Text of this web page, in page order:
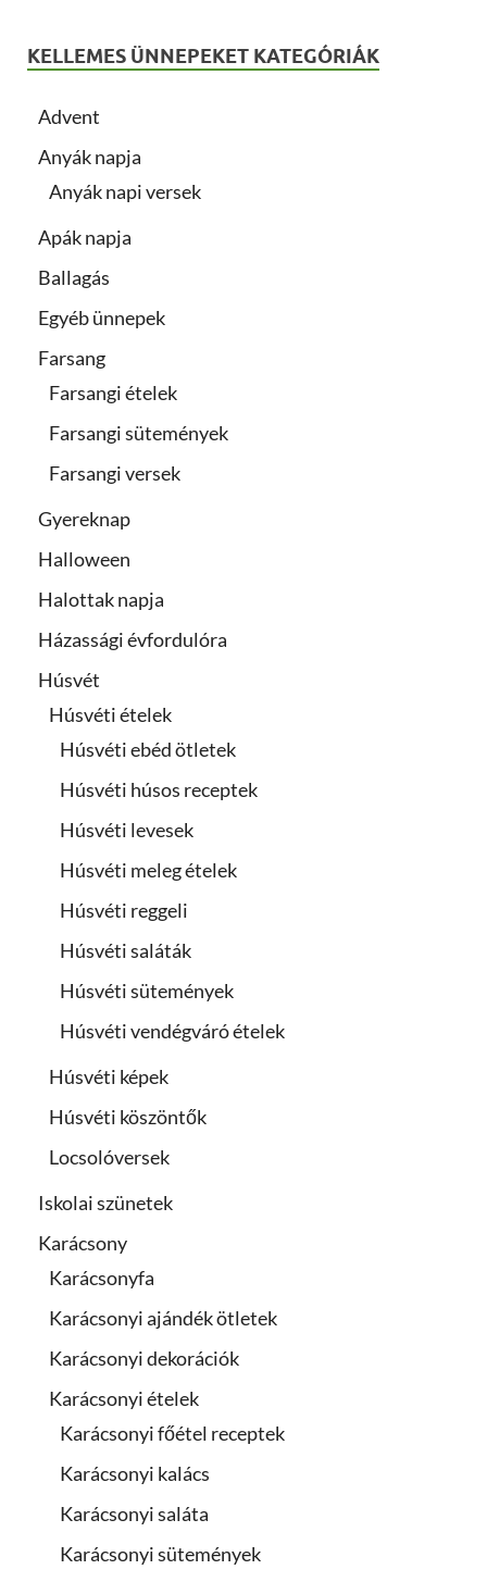
KELLEMES ÜNNEPEKET KATEGÓRIÁK
Advent
Anyák napja
Anyák napi versek
Apák napja
Ballagás
Egyéb ünnepek
Farsang
Farsangi ételek
Farsangi sütemények
Farsangi versek
Gyereknap
Halloween
Halottak napja
Házassági évfordulóra
Húsvét
Húsvéti ételek
Húsvéti ebéd ötletek
Húsvéti húsos receptek
Húsvéti levesek
Húsvéti meleg ételek
Húsvéti reggeli
Húsvéti saláták
Húsvéti sütemények
Húsvéti vendégváró ételek
Húsvéti képek
Húsvéti köszöntők
Locsolóversek
Iskolai szünetek
Karácsony
Karácsonyfa
Karácsonyi ajándék ötletek
Karácsonyi dekorációk
Karácsonyi ételek
Karácsonyi főétel receptek
Karácsonyi kalács
Karácsonyi saláta
Karácsonyi sütemények